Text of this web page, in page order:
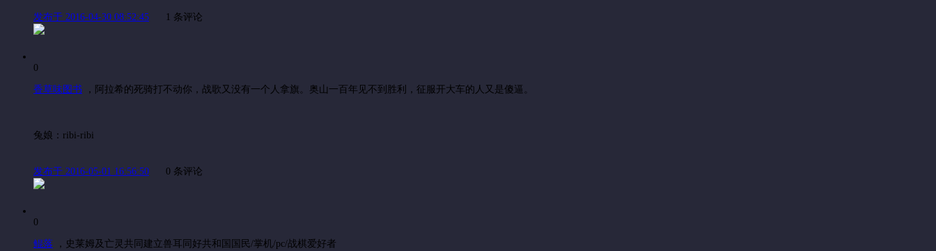
发布于 2016-04-30 08:52:45 1 条评论
0
香草味图书 ， 阿拉希的死骑打不动你，战歌又没有一个人拿旗。奥山一百年见不到胜利，征服开大车的人又是傻逼。
兔娘：ribi-ribi
发布于 2016-05-01 16:56:50 0 条评论
0
鲲落 ， 史莱姆及亡灵共同建立兽耳同好共和国国民/掌机/pc/战棋爱好者